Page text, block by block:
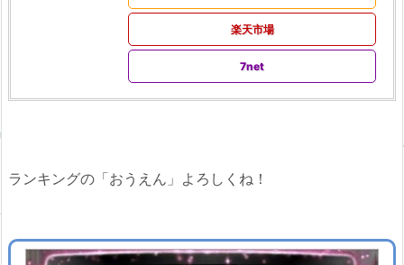
楽天市場
7net
ランキングの「おうえん」よろしくね！